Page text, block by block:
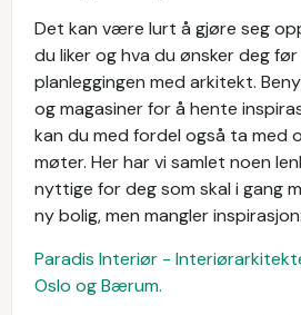
Det kan være lurt å gjøre seg
du liker og hva du ønsker deg
planleggingen med arkitekt.
og magasiner for å hente
kan du med fordel også ta med
møter. Her har vi samlet noen
nyttige for deg som skal i gang
ny bolig, men mangler inspirasjon:
Paradis Interiør -
Oslo og Bærum.